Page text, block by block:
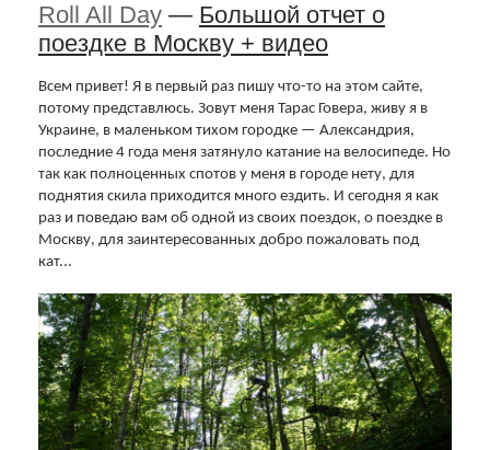
Roll All Day — Большой отчет о
поездке в Москву + видео
Всем привет! Я в первый раз пишу что-то на этом сайте,
потому представлюсь. Зовут меня Тарас Говера, живу я в
Украине, в маленьком тихом городке — Александрия,
последние 4 года меня затянуло катание на велосипеде. Но
так как полноценных спотов у меня в городе нету, для
поднятия скила приходится много ездить. И сегодня я как
раз и поведаю вам об одной из своих поездок, о поездке в
Москву, для заинтересованных добро пожаловать под
кат...